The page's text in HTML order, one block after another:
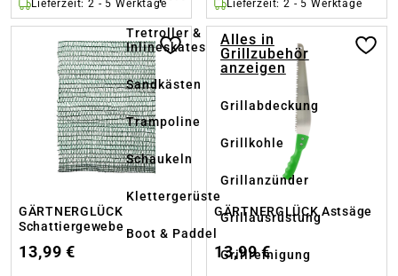
Tretroller &
Inlineskates
Sandkästen
Trampoline
Schaukeln
Klettergerüste
Boot & Paddel
Alles in
Grillzubehör
anzeigen
Grillabdeckung
Grillkohle
Grillanzünder
Grillausrüstung
Grillreinigung
Lieferzeit: 2 - 5 Werktage Lieferzeit: 2 - 5 Werktage
GÄRTNERGLÜCK
Schattiergewebe
13,99 €
GÄRTNERGLÜCK Astsäge
13,99 €